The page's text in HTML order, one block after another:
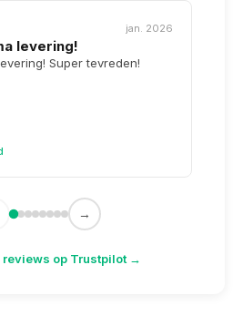
jan. 2026
levering!
Super tevreden!
→
reviews op Trustpilot →